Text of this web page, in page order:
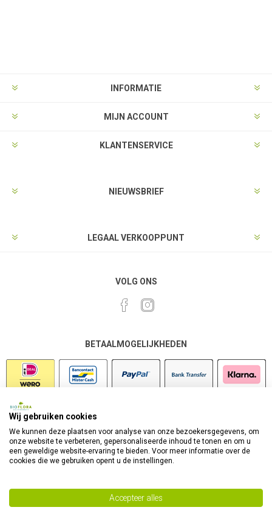
INFORMATIE
MIJN ACCOUNT
KLANTENSERVICE
NIEUWSBRIEF
LEGAAL VERKOOPPUNT
VOLG ONS
BETAALMOGELIJKHEDEN
Wij gebruiken cookies
We kunnen deze plaatsen voor analyse van onze bezoekersgegevens, om
onze website te verbeteren, gepersonaliseerde inhoud te tonen en om u
een geweldige website-ervaring te bieden. Voor meer informatie over de
cookies die we gebruiken opent u de instellingen.
Accepteer alles